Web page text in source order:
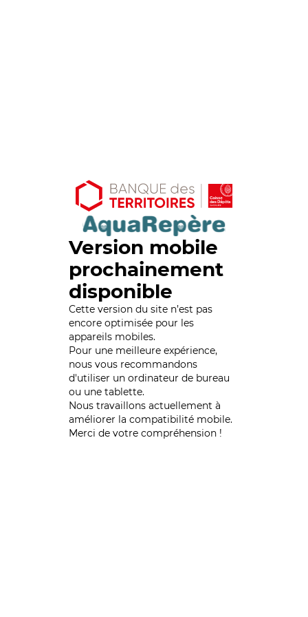
Version mobile
prochainement
disponible
Cette version du site n’est pas
encore optimisée pour les
appareils mobiles.
Pour une meilleure expérience,
nous vous recommandons
d'utiliser un ordinateur de bureau
ou une tablette.
Nous travaillons actuellement à
améliorer la compatibilité mobile.
Merci de votre compréhension !